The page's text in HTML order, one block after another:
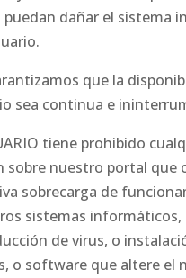
puedan dañar el sistema
que la
sea continua e
tiene prohibido
sobre nuestro portal que
sobrecarga de
sistemas informáticos,
de virus, o
o software que altere el